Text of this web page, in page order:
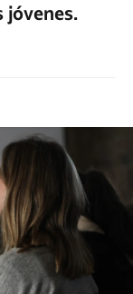
jóvenes.